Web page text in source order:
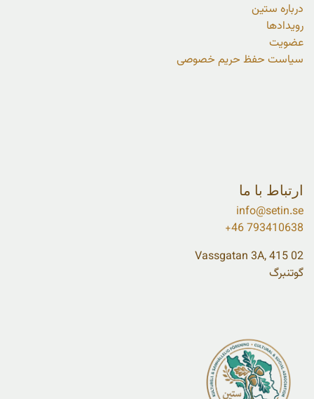
درباره ستین
رویدادها
عضویت
سیاست حفظ حریم خصوصی
ارتباط با ما
info@setin.se
+46 793410638
Vassgatan 3A, 415 02
گوتنبرگ